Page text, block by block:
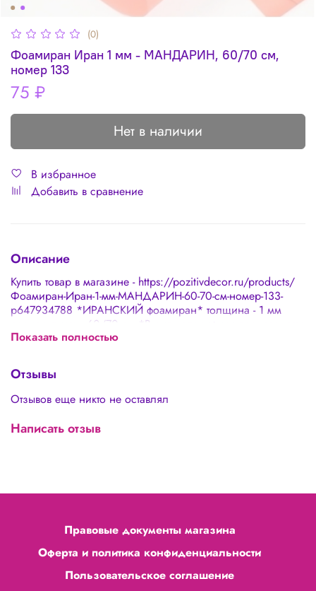
(0)
Фоамиран Иран 1 мм - МАНДАРИН, 60/70 см,
номер 133
75 ₽
Нет в наличии
В избранное
Добавить в сравнение
Описание
Купить товар в магазине - https://pozitivdecor.ru/products/
Фоамиран-Иран-1-мм-МАНДАРИН-60-70-см-номер-133-
p647934788 *ИРАНСКИЙ фоамиран* толщина - 1 мм
размер листа - 60/70 см *В силу специфики производства
фоамирана считается допустимым:* 🌸 Наличие неровных
разных партиях могут отличаться 🌸 Наличие пор и
дырочек не более 5% площади листа, что не является
дефектом товара, а особенностью иранского фоамирана
Показать полностью
Отзывы
Отзывов еще никто не оставлял
Написать отзыв
Правовые документы магазина
Оферта и политика конфиденциальности
Пользовательское соглашение